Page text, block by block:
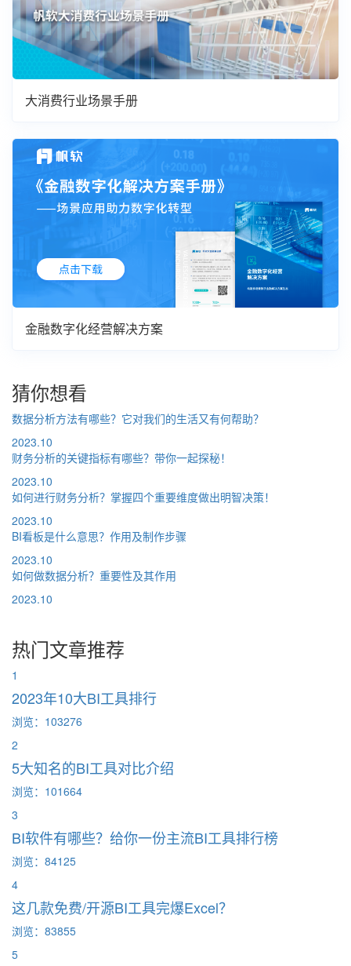
大消费行业场景手册
金融数字化经营解决方案
猜你想看
数据分析方法有哪些？它对我们的生活又有何帮助？
2023.10
财务分析的关键指标有哪些？带你一起探秘！
2023.10
如何进行财务分析？掌握四个重要维度做出明智决策！
2023.10
BI看板是什么意思？作用及制作步骤
2023.10
如何做数据分析？重要性及其作用
2023.10
热门文章推荐
1
2023年10大BI工具排行
浏览：103276
2
5大知名的BI工具对比介绍
浏览：101664
3
BI软件有哪些？给你一份主流BI工具排行榜
浏览：84125
4
这几款免费/开源BI工具完爆Excel？
浏览：83855
5